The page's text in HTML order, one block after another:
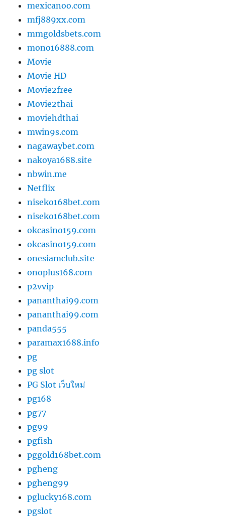
mexicanoo.com
mfj889xx.com
mmgoldsbets.com
mono16888.com
Movie
Movie HD
Movie2free
Movie2thai
moviehdthai
mwin9s.com
nagawaybet.com
nakoya1688.site
nbwin.me
Netflix
niseko168bet.com
niseko168bet.com
okcasino159.com
okcasino159.com
onesiamclub.site
onoplus168.com
p2vvip
pananthai99.com
pananthai99.com
panda555
paramax1688.info
pg
pg slot
PG Slot เว็บใหม่
pg168
pg77
pg99
pgfish
pggold168bet.com
pgheng
pgheng99
pglucky168.com
pgslot